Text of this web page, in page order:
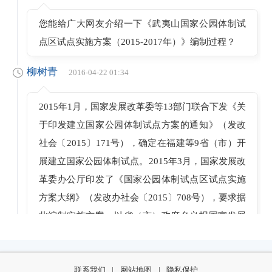
您能给广大网友介绍一下《武夷山国家公园体制试
点区试点实施方案（2015-2017年）》编制过程？
柳树青 2016-04-22 01:34
2015年1月，国家发展改革委等13部门联合下发《关
于印发建立国家公园体制试点方案的通知》（发改
社会〔2015〕171号），确定在福建等9省（市）开
展建立国家公园体制试点。2015年3月，国家发展改
革委办公厅印发了《国家公园体制试点区试点实施
方案大纲》（发改办社会〔2015〕708号），要求据
此编制实施方案，以省（市）政府名义报国家发展
山国家公园体制试点区试点实施方案（2015-2017
年）》，于2015年12月以省政府名义上报国家发展
联系我们 | 网站地图 | 隐私保护